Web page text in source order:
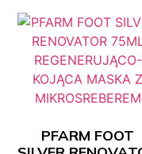
PFARM FOOT